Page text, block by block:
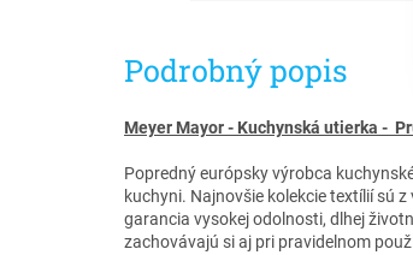
Podrobný popis
Meyer Mayor - Kuchynská utierka -
Popredný európsky výrobca
kuchyni. Najnovšie kolekcie textílií sú
garancia vysokej odolnosti, dlhej
zachovávajú si aj pri pravidelnom